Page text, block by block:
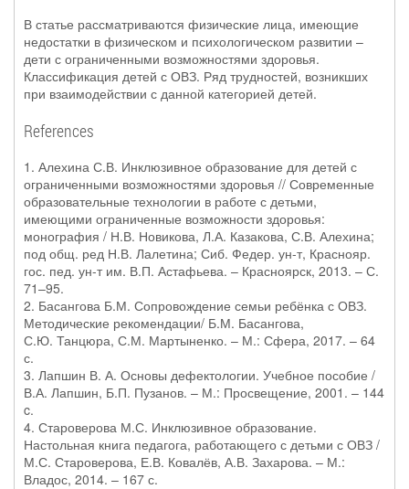
В статье рассматриваются физические лица, имеющие
недостатки в физическом и психологическом развитии –
дети с ограниченными возможностями здоровья.
Классификация детей с ОВЗ. Ряд трудностей, возникших
при взаимодействии с данной категорией детей.
References
1. Алехина С.В. Инклюзивное образование для детей с
ограниченными возможностями здоровья // Современные
образовательные технологии в работе с детьми,
имеющими ограниченные возможности здоровья:
монография / Н.В. Новикова, Л.А. Казакова, С.В. Алехина;
под общ. ред Н.В. Лалетина; Сиб. Федер. ун-т, Краснояр.
гос. пед. ун-т им. В.П. Астафьева. – Красноярск, 2013. – С.
71–95.
2. Басангова Б.М. Сопровождение семьи ребёнка с ОВЗ.
Методические рекомендации/ Б.М. Басангова,
С.Ю. Танцюра, С.М. Мартыненко. – М.: Сфера, 2017. – 64
с.
3. Лапшин В. А. Основы дефектологии. Учебное пособие /
В.А. Лапшин, Б.П. Пузанов. – М.: Просвещение, 2001. – 144
c.
4. Староверова М.С. Инклюзивное образование.
Настольная книга педагога, работающего с детьми с ОВЗ /
М.С. Староверова, Е.В. Ковалёв, А.В. Захарова. – М.:
Владос, 2014. – 167 с.